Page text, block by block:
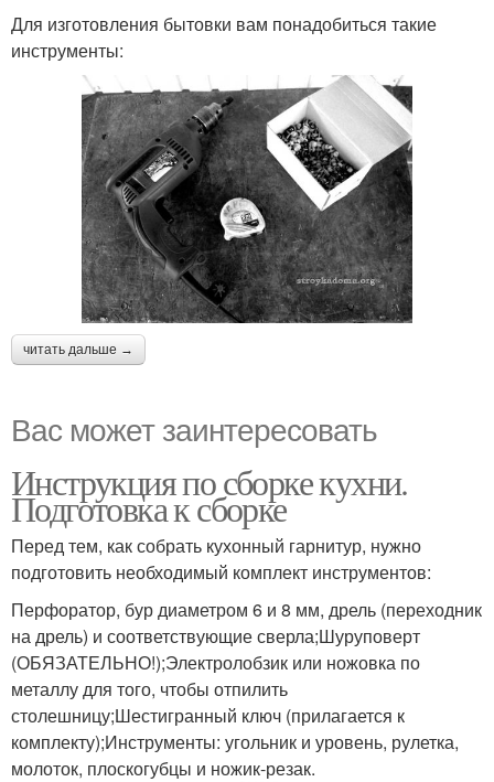
Для изготовления бытовки вам понадобиться такие
инструменты:
читать дальше →
Вас может заинтересовать
Инструкция по сборке кухни.
Подготовка к сборке
Перед тем, как собрать кухонный гарнитур, нужно
подготовить необходимый комплект инструментов:
Перфоратор, бур диаметром 6 и 8 мм, дрель (переходник
на дрель) и соответствующие сверла;Шуруповерт
(ОБЯЗАТЕЛЬНО!);Электролобзик или ножовка по
металлу для того, чтобы отпилить
столешницу;Шестигранный ключ (прилагается к
комплекту);Инструменты: угольник и уровень, рулетка,
молоток, плоскогубцы и ножик-резак.